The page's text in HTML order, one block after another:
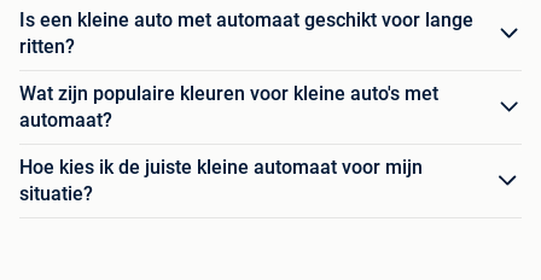
Is een kleine auto met automaat geschikt voor lange
ritten?
Wat zijn populaire kleuren voor kleine auto's met
automaat?
Hoe kies ik de juiste kleine automaat voor mijn
situatie?